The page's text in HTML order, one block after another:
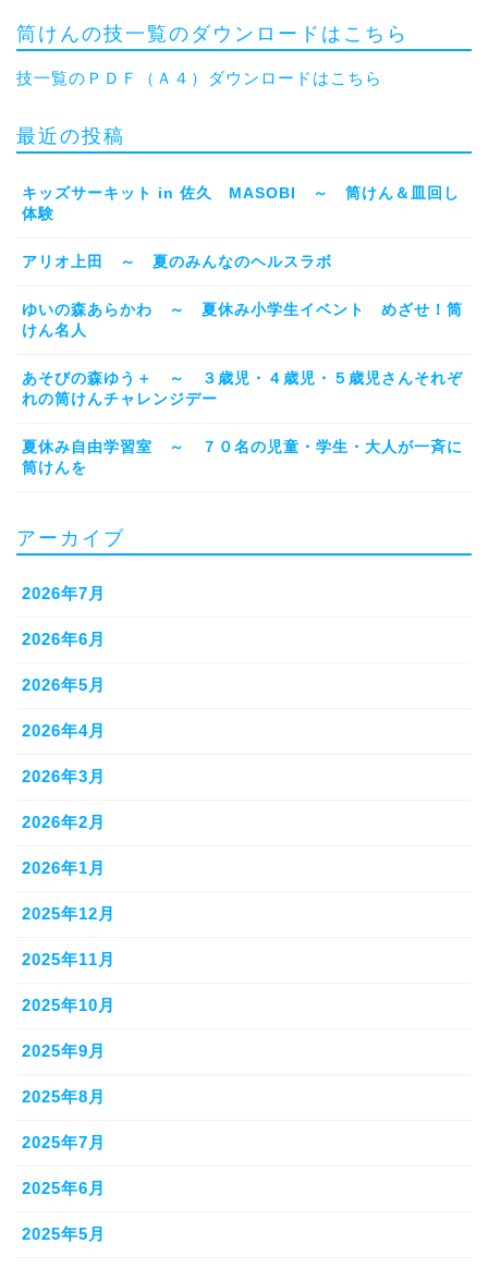
筒けんの技一覧のダウンロードはこちら
技一覧のＰＤＦ（Ａ４）ダウンロードはこちら
最近の投稿
キッズサーキット in 佐久 MASOBI ～ 筒けん＆皿回し
体験
アリオ上田 ～ 夏のみんなのヘルスラボ
ゆいの森あらかわ ～ 夏休み小学生イベント めざせ！筒
けん名人
あそびの森ゆう＋ ～ ３歳児・４歳児・５歳児さんそれぞ
れの筒けんチャレンジデー
夏休み自由学習室 ～ ７０名の児童・学生・大人が一斉に
筒けんを
アーカイブ
2026年7月
2026年6月
2026年5月
2026年4月
2026年3月
2026年2月
2026年1月
2025年12月
2025年11月
2025年10月
2025年9月
2025年8月
2025年7月
2025年6月
2025年5月